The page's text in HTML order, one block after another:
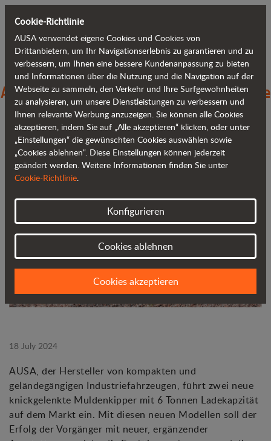
Zurück zum Blog
AUSA überarbeitet und modifiziert seine
Dumper mit 6 Tonnen Ladekapazität
18 July 2024
AUSA, der Hersteller von kompakten und
geländegängigen Industriefahrzeugen, führt zwei neue
knickgelenkte Muldenkipper mit 6 Tonnen Ladekapzität
auf dem Markt ein. Mit diesen neuen Modellen soll der
Erfolg der Vorgänger mit neuer, ergänzender
Cookie-Richtlinie
AUSA verwendet eigene Cookies und Cookies von
Drittanbietern, um Ihr Navigationserlebnis zu garantieren und zu
verbessern, um Ihnen eine bessere Kundenanpassung zu bieten
und Informationen über die Nutzung und die Navigation auf der
Webseite zu sammeln, den Verkehr und Ihre Surfgewohnheiten
zu analysieren, um unsere Dienstleistungen zu verbessern und
Ihnen relevante Werbung anzuzeigen. Sie können alle Cookies
akzeptieren, indem Sie auf „Alle akzeptieren“ klicken, oder unter
„Einstellungen“ die gewünschten Cookies auswählen sowie
„Cookies ablehnen“. Diese Einstellungen können jederzeit
geändert werden. Weitere Informationen finden Sie unter
Cookie-Richtlinie.
Konfigurieren
Cookies ablehnen
Cookies akzeptieren